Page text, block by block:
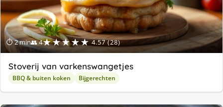
⏱ 2 min👥 4★★★★★ 4.57 (28)
Stoverij van varkenswangetjes
BBQ & buiten koken Bijgerechten